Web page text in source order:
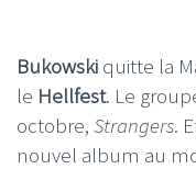
Bukowski quitte la
le Hellfest. Le
octobre, Strangers.
nouvel album au